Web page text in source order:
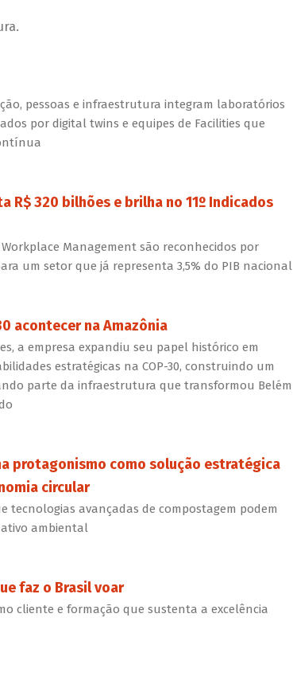
pessoas e infraestrutura integram laboratórios
por digital twins e equipes de Facilities que
R$ 320 bilhões e brilha no 11º Indicados
Management são reconhecidos por
um setor que já representa 3,5% do PIB nacional
acontecer na Amazônia
a empresa expandiu seu papel histórico em
estratégicas na COP-30, construindo um
parte da infraestrutura que transformou Belém
protagonismo como solução estratégica
circular
tecnologias avançadas de compostagem podem
ambiental
faz o Brasil voar
cliente e formação que sustenta a excelência